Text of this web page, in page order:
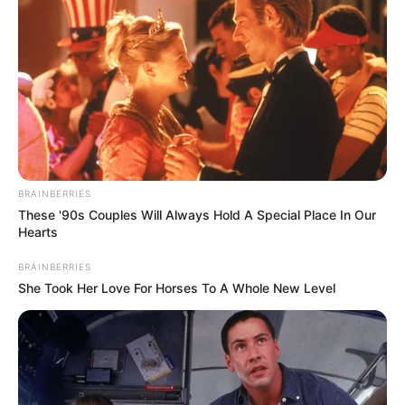
FEMINICIDIO
BRAINBERRIES
These '90s Couples Will Always Hold A Special Place In Our
Hearts
BRAINBERRIES
She Took Her Love For Horses To A Whole New Level